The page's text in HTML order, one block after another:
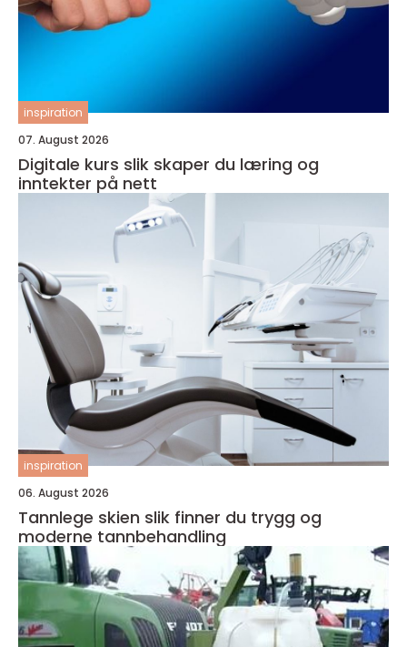
inspiration
07. August 2026
Digitale kurs slik skaper du læring og
inntekter på nett
inspiration
06. August 2026
Tannlege skien slik finner du trygg og
moderne tannbehandling